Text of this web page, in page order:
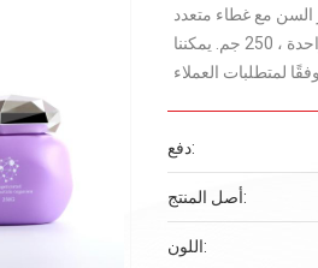
السن مع غطاء متعدد
الأضلاع المستخدمة في تغليف مستحضرات التجميل ، بسعة واحدة ، 250 جم. يمكننا
دفع:
أصل المنتج:
اللون: